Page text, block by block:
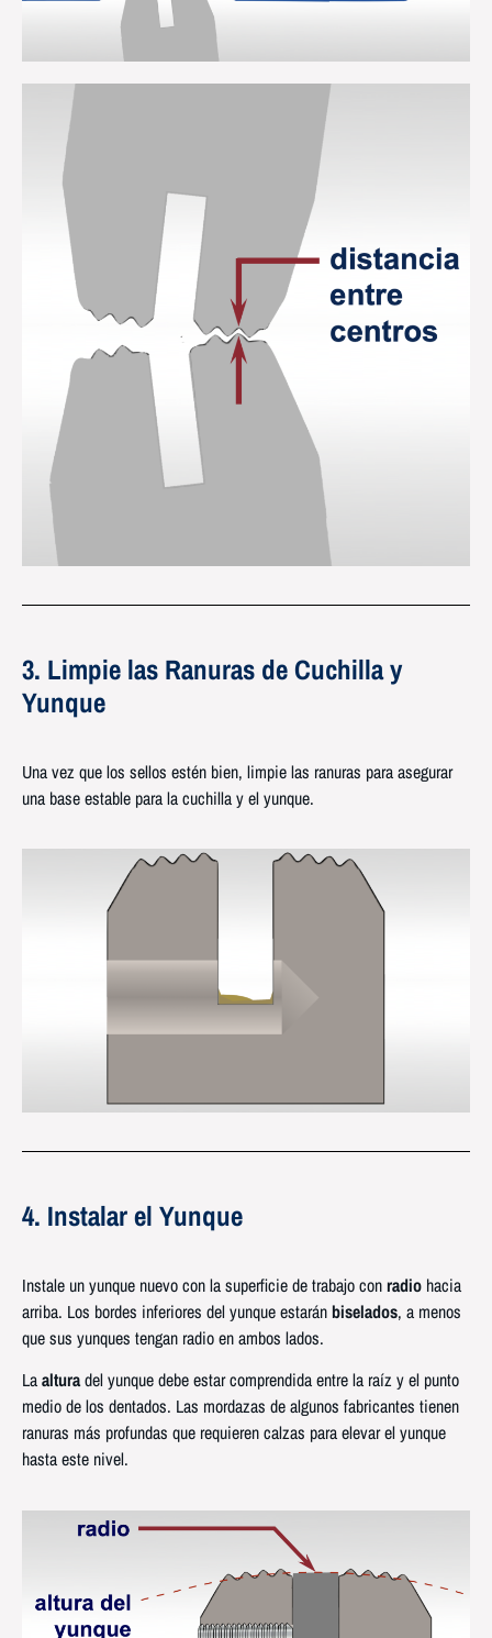
3. Limpie las Ranuras de Cuchilla y
Yunque
Una vez que los sellos estén bien, limpie las ranuras para asegurar
una base estable para la cuchilla y el yunque.
4. Instalar el Yunque
Instale un yunque nuevo con la superficie de trabajo conradio hacia
arriba. Los bordes inferiores del yunque estaránbiselados, a menos
que sus yunques tengan radio en ambos lados.
Laalturadel yunque debe estar comprendida entre la raíz y el punto
medio de los dentados. Las mordazas de algunos fabricantes tienen
ranuras más profundas que requieren calzas para elevar el yunque
hasta este nivel.